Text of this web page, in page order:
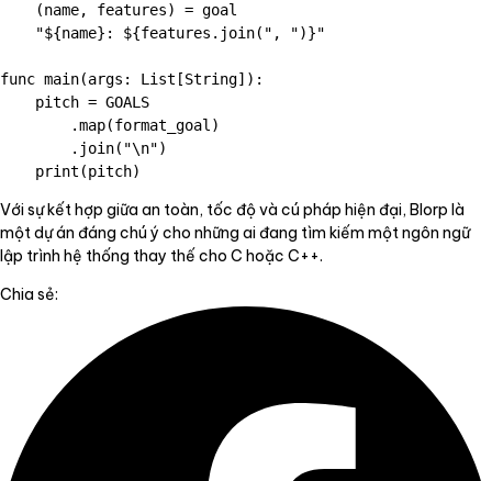
    (name, features) = goal
    "${name}: ${features.join(", ")}"
func main(args: List[String]):
    pitch = GOALS
        .map(format_goal)
        .join("\n")
Với sự kết hợp giữa an toàn, tốc độ và cú pháp hiện đại, Blorp là
một dự án đáng chú ý cho những ai đang tìm kiếm một ngôn ngữ
lập trình hệ thống thay thế cho C hoặc C++.
Chia sẻ: